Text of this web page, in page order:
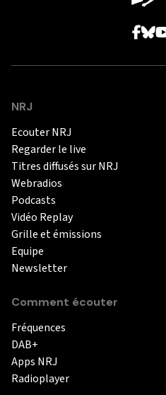
NRJ
Ecouter NRJ
Regarder le live
Titres diffusés sur NRJ
Webradios
Podcasts
Vidéo Replay
Grille et émissions
Equipe
Newsletter
Comment écouter
Fréquences
DAB+
Apps NRJ
Radioplayer